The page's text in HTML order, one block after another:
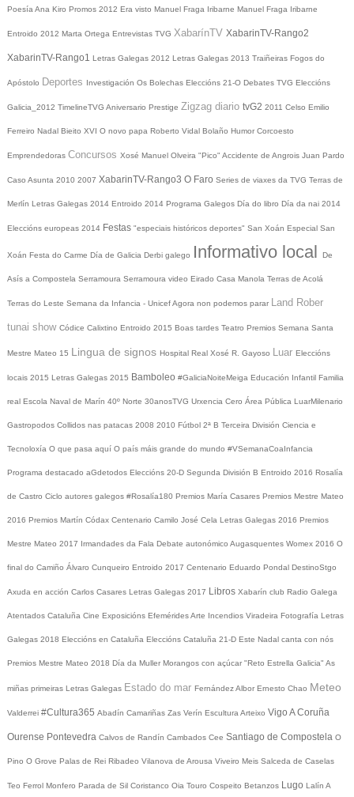
Poesía Ana Kiro Promos 2012 Era visto Manuel Fraga Iribarne Manuel Fraga Iribarne
Entroido 2012 Marta Ortega Entrevistas TVG XabarínTV XabarinTV-Rango2
XabarinTV-Rango1 Letras Galegas 2012 Letras Galegas 2013 Traiñeiras Fogos do
Apóstolo Deportes Investigación Os Bolechas Eleccións 21-O Debates TVG Eleccións
Galicia_2012 TimelineTVG Aniversario Prestige Zigzag diario tvG2 2011 Celso Emilio
Ferreiro Nadal Bieito XVI O novo papa Roberto Vidal Bolaño Humor Corcoesto
Emprendedoras Concursos Xosé Manuel Olveira "Pico" Accidente de Angrois Juan Pardo
Caso Asunta 2010 2007 XabarinTV-Rango3 O Faro Series de viaxes da TVG Terras de
Merlín Letras Galegas 2014 Entroido 2014 Programa Galegos Día do libro Día da nai 2014
Eleccións europeas 2014 Festas "especiais históricos deportes" San Xoán Especial San
Xoán Festa do Carme Día de Galicia Derbi galego Informativo local De
Asís a Compostela Serramoura Serramoura video Eirado Casa Manola Terras de Acolá
Terras do Leste Semana da Infancia - UnicefAgora non podemos parar Land Rober
tunai show Códice Calixtino Entroido 2015 Boas tardes Teatro Premios Semana Santa
Mestre Mateo 15 Lingua de signos Hospital Real Xosé R. Gayoso Luar Eleccións
locais 2015 Letras Galegas 2015 Bamboleo #GaliciaNoiteMeiga Educación Infantil Familia
real Escola Naval de Marín 40º Norte 30anosTVG Urxencia Cero Área Pública LuarMilenario
Gastropodos Collidos nas patacas 2008 2010 Fútbol 2ª B Terceira División Ciencia e
Tecnoloxía O que pasa aquí O país máis grande do mundo #VSemanaCoaInfancia
Programa destacado aGdetodos Eleccións 20-D Segunda División B Entroido 2016 Rosalía
de Castro Ciclo autores galegos #Rosalía180 Premios María Casares Premios Mestre Mateo
2016 Premios Martín Códax Centenario Camilo José Cela Letras Galegas 2016 Premios
Mestre Mateo 2017 Irmandades da Fala Debate autonómico Augasquentes Womex 2016 O
final do Camiño Álvaro Cunqueiro Entroido 2017 Centenario Eduardo Pondal DestinoStgo
Axuda en acción Carlos Casares Letras Galegas 2017 Libros Xabarín club Radio Galega
Atentados Cataluña Cine Exposicións EfeméridesArte Incendios Viradeira Fotografía Letras
Galegas 2018 Eleccións en Cataluña Eleccións Cataluña 21-D Este Nadal canta con nós
Premios Mestre Mateo 2018 Día da Muller Morangos con açúcar "Reto Estrella Galicia" As
miñas primeiras Letras Galegas Estado do mar Fernández Albor Ernesto Chao Meteo
Valderrei #Cultura365 Abadín Camariñas Zas Verín Escultura Arteixo Vigo A Coruña
Ourense Pontevedra Calvos de Randín Cambados Cee Santiago de Compostela O
Pino O Grove Palas de Rei Ribadeo Vilanova de Arousa Viveiro Meis Salceda de Caselas
Teo Ferrol Monfero Parada de Sil Coristanco Oia Touro Cospeito Betanzos Lugo Lalín A